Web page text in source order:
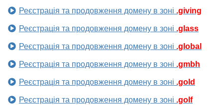
Реєстрація та продовження домену в зоні .giving
Реєстрація та продовження домену в зоні .glass
Реєстрація та продовження домену в зоні .global
Реєстрація та продовження домену в зоні .gmbh
Реєстрація та продовження домену в зоні .gold
Реєстрація та продовження домену в зоні .golf